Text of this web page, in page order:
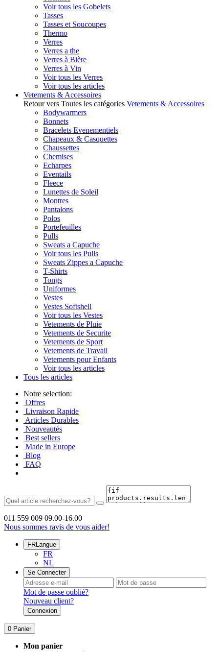
Voir tous les Gobelets
Tasses
Tasses et Soucoupes
Thermo
Verres
Verres a the
Verres à Bière
Verres à Vin
Voir tous les Verres
Voir tous les articles
Vetements & Accessoires
Retour vers Toutes les catégories Vetements & Accessoires
Bodywarmers
Bonnets
Bracelets Evenementiels
Chapeaux & Casquettes
Chaussettes
Chemises
Echarpes
Eventails
Fleece
Lunettes de Soleil
Montres
Pantalons
Polos
Portefeuilles
Pulls
Sweats a Capuche
Voir tous les Pulls
Sweats Zippes a Capuche
T-Shirts
Tongs
Uniformes
Vestes
Vestes Softshell
Voir tous les Vestes
Vetements de Pluie
Vetements de Securite
Vetements de Sport
Vetements de Travail
Vetements pour Enfants
Voir tous les articles
Tous les articles
Notre selection:
Offres
Livraison Rapide
Articles Durables
Nouveautés
Best sellers
Made in Europe
Blog
FAQ
011 559 009 09.00-16.00
Nous sommes ravis de vous aider!
FRLangue
FR
NL
Se Connecter
Mot de passe oublié?
Nouveau client?
Connexion
0 Panier
Mon panier